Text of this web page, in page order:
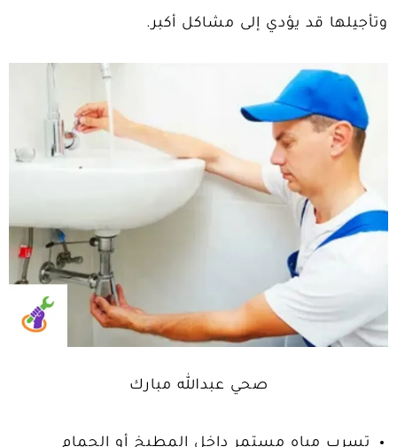
وتأجيلها قد يؤدي إلى مشاكل أكبر.
صحي عبدالله مبارك
تسرب مياه مستمر داخل المطبخ أو الحمام